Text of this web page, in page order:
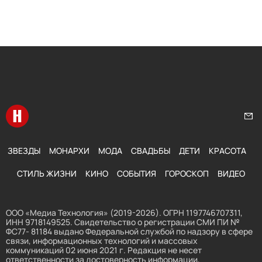
Перейти на главную
ЗВЕЗДЫ МОНАРХИ МОДА СВАДЬБЫ ДЕТИ КРАСОТА
СТИЛЬ ЖИЗНИ КИНО СОБЫТИЯ ГОРОСКОП ВИДЕО
ООО «Медиа Технология» (2019-2026). ОГРН 1197746707311,
ИНН 9718149525. Свидетельство о регистрации СМИ ПИ №
ФС77- 81184 выдано Федеральной службой по надзору в сфере
связи, информационных технологий и массовых
коммуникаций 02 июня 2021 г. Редакция не несет
ответственности за достоверность информации,